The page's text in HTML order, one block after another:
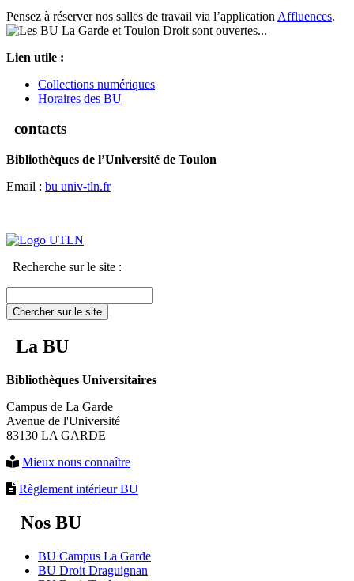
Pensez à réserver nos salles de travail via l’application Affluences.
Lien utile :
Collections numériques
Horaires des BU
contacts
Bibliothèques de l’Université de Toulon
Email : bu univ-tln.fr
Recherche sur le site :
Chercher sur le site
La BU
Bibliothèques Universitaires
Campus de La Garde
Avenue de l'Université
83130 LA GARDE
Mieux nous connaître
Règlement intérieur BU
Nos BU
BU Campus La Garde
BU Droit Draguignan